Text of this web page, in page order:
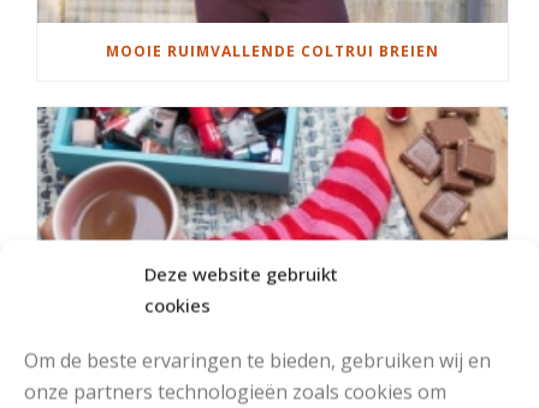
Deze website gebruikt
cookies
Om de beste ervaringen te bieden, gebruiken wij en
onze partners technologieën zoals cookies om
MOOIE RUIMVALLENDE COLTRUI BREIEN